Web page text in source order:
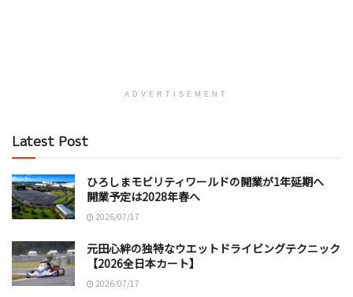
ADVERTISEMENT
Latest Post
ひろしまモビリティワールドの開業が1年延期へ
開業予定は2028年春へ
2026/07/17
元田心絆の独特なウエットドライビングテクニック
【2026全日本カート】
2026/07/17